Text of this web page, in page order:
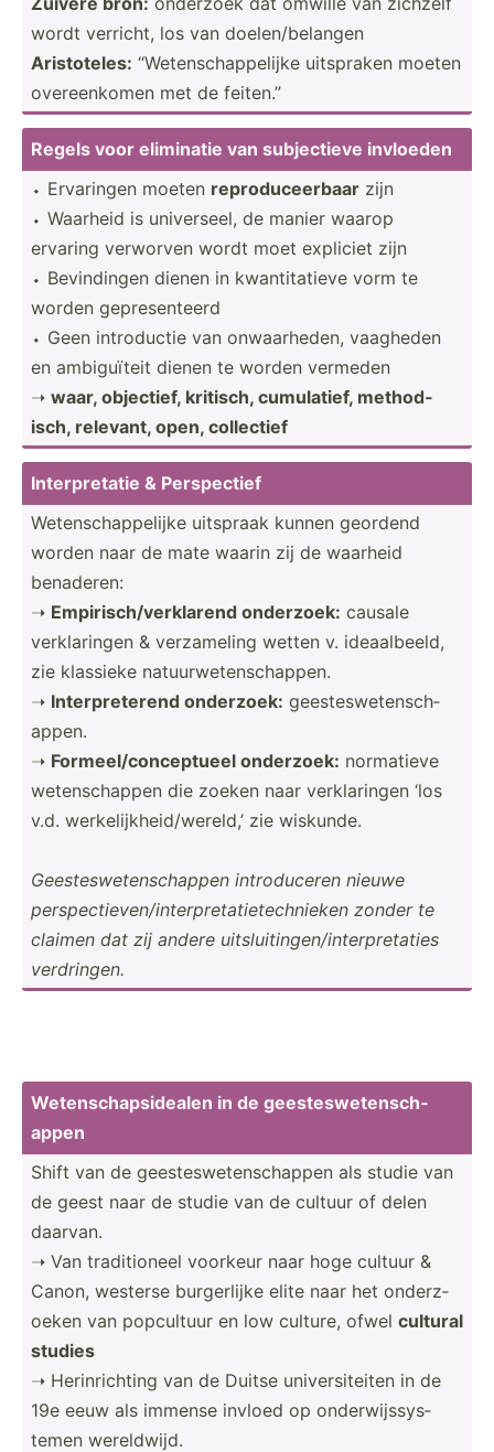
wordt verricht, los van doelen­/be­langen
Aristo­teles: “Weten­sch­app­elijke uitspraken moeten
overee­nkomen met de feiten.”
Regels voor eliminatie van subjec­tieve invloeden
⬩ Ervaringen moeten reprod­uce­erbaar zijn
⬩ Waarheid is univer­seel, de manier waarop
ervaring verworven wordt moet expliciet zijn
⬩ Bevind­ingen dienen in kwanti­tatieve vorm te
worden gepres­enteerd
⬩ Geen introd­uctie van onwaar­heden, vaagheden
en ambigu­ïteit dienen te worden vermeden
➝ waar, objectief, kritisch, cumula­tief, method­
isch, relevant, open, collectief
Interp­retatie & Perspe­ctief
Wetens­cha­ppe­lijke uitspraak kunnen geordend
worden naar de mate waarin zij de waarheid
benaderen:
➝ Empiri­sch­/ve­rkl­arend onderzoek: causale
verkla­ringen & verzam­eling wetten v. ideaal­beeld,
zie klassieke natuur­wet­ens­cha­ppen.
➝ Interp­ret­erend onderzoek: geeste­swe­ten­sch­
appen.
➝ Formee­l/c­onc­eptueel onderzoek: normatieve
wetens­chappen die zoeken naar verkla­ringen ‘los
v.d. werkel­ijk­hei­d/w­ereld,’ zie wiskunde.
Geeste­swe­ten­sch­appen introd­uceren nieuwe
perspe­cti­eve­n/i­nte­rpr­eta­tie­tec­hnieken zonder te
claimen dat zij andere uitslu­iti­nge­n/i­nte­rpr­etaties
verdri­ngen.
Wetens­cha­psi­dealen in de geeste­swe­ten­sch­
appen
Shift van de geeste­swe­ten­sch­appen als studie van
de geest naar de studie van de cultuur of delen
daarvan.
➝ Van tradit­ioneel voorkeur naar hoge cultuur &
Canon, westerse burger­lijke elite naar het onderz­
oeken van popcultuur en low culture, ofwel cultural
studies
➝ Herinr­ichting van de Duitse univer­sit­eiten in de
19e eeuw als immense invloed op onderw­ijs­sys­
temen wereld­wijd.